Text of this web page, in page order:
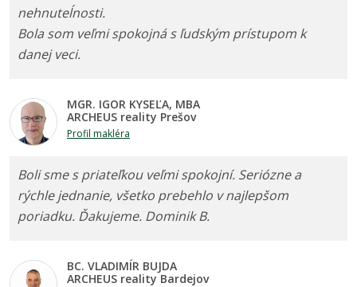
nehnuteĺnosti.
Bola som veľmi spokojná s ľudským prístupom k
danej veci.
MGR. IGOR KYSEĽA, MBA
ARCHEUS reality Prešov
Profil makléra
Boli sme s priateľkou veľmi spokojní. Seriózne a
rýchle jednanie, všetko prebehlo v najlepšom
poriadku. Ďakujeme. Dominik B.
BC. VLADIMÍR BUJDA
ARCHEUS reality Bardejov